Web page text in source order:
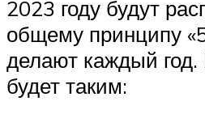
2023 году будут
общему принципу
делают каждый
будет таким: